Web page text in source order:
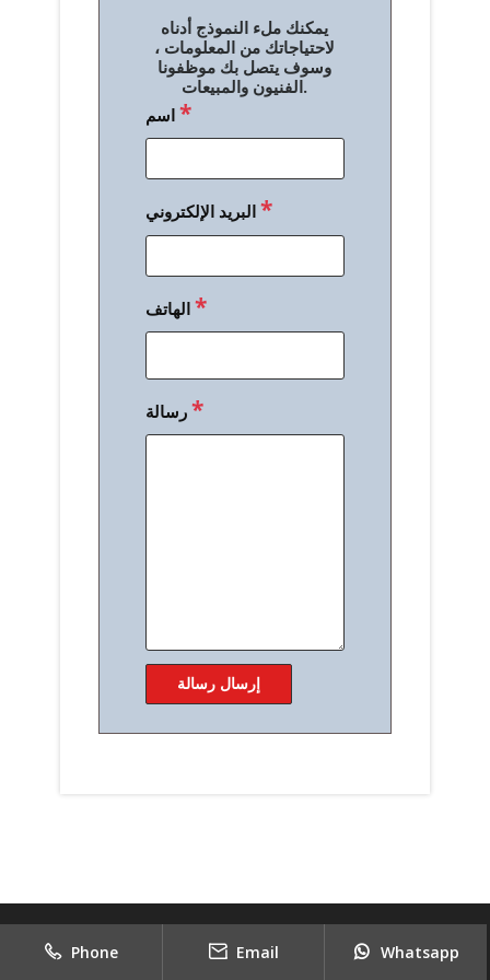
يمكنك ملء النموذج أدناه
لاحتياجاتك من المعلومات ،
وسوف يتصل بك موظفونا
الفنيون والمبيعات.
اسم*
البريد الإلكتروني*
الهاتف*
رسالة*
Phone Email Whatsapp